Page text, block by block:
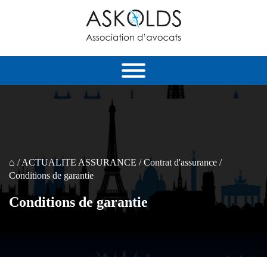
⌂ /ACTUALITE ASSURANCE /Contrat d'assurance /
Conditions de garantie
Conditions de garantie